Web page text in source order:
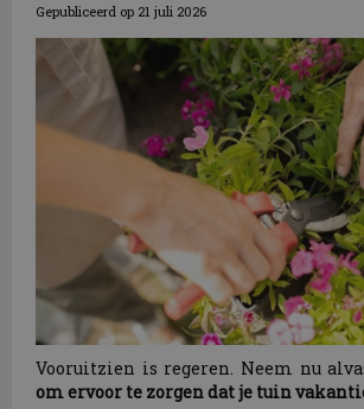
Gepubliceerd op 21 juli 2026
Vooruitzien is regeren. Neem nu
om ervoor te zorgen dat je tuin